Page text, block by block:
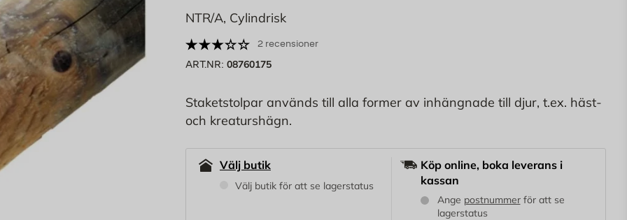
NTR/A, Cylindrisk
2 recensioner
ART.NR: 08760175
Staketstolpar används till alla former av inhängnade till djur, t.ex. häst-
och kreaturshägn.
Välj butik
Välj butik för att se lagerstatus
Köp online, boka leverans i
kassan
Ange postnummerför att se
lagerstatus